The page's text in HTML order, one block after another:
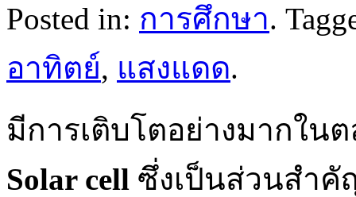
Posted in: การศึกษา.
อาทิตย์, แสงแดด.
มีการเติบโตอย่างมากใน
Solar cell ซึ่งเป็นส่วนสำ